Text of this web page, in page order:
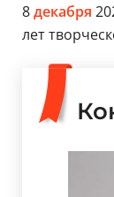
8декабря
лет